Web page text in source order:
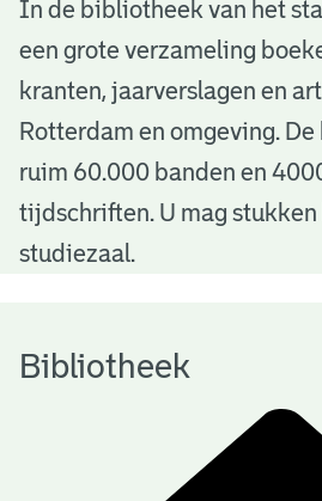
B
b
o
h
In de bibliotheek van het
een grote verzameling
kranten, jaarverslagen en
Rotterdam en omgeving.
ruim 60.000 banden en
tijdschriften. U mag
studiezaal.
Bibliotheek